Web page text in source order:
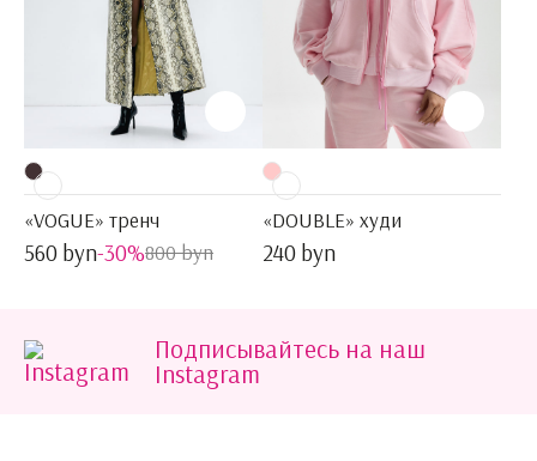
«VOGUE» тренч
560 byn-30%800 byn
«DOUBLE» худи
240 byn
Подписывайтесь на наш
Instagram